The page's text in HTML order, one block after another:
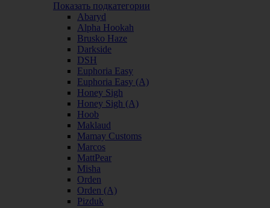
Показать подкатегории
Abaryd
Alpha Hookah
Brusko Haze
Darkside
DSH
Euphoria Easy
Euphoria Easy (А)
Honey Sigh
Honey Sigh (А)
Hoob
Maklaud
Mamay Customs
Marcos
MattPear
Misha
Orden
Orden (А)
Pizduk